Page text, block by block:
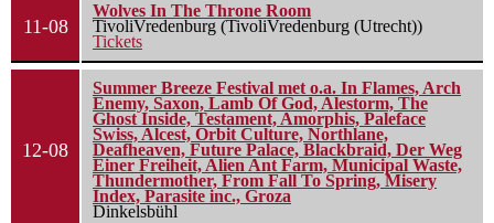
11-08
Wolves In The Throne Room
TivoliVredenburg (TivoliVredenburg (Utrecht))
Tickets
12-08
Summer Breeze Festival met o.a. In Flames, Arch
Enemy, Saxon, Lamb Of God, Alestorm, The
Ghost Inside, Testament, Amorphis, Paleface
Swiss, Alcest, Orbit Culture, Northlane,
Deafheaven, Future Palace, Blackbraid, Der Weg
Einer Freiheit, Alien Ant Farm, Municipal Waste,
Thundermother, From Fall To Spring, Misery
Index, Parasite inc., Groza
Dinkelsbühl